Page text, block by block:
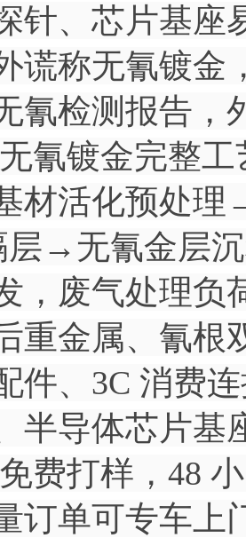
针、芯片基座
谎称无氰镀金
氰检测报告，
氰镀金完整
材活化预处
层→无氰金层
，废气处理负
重金属、氰根
件、3C 消费
半导体芯片基
费打样，48
订单可专车上